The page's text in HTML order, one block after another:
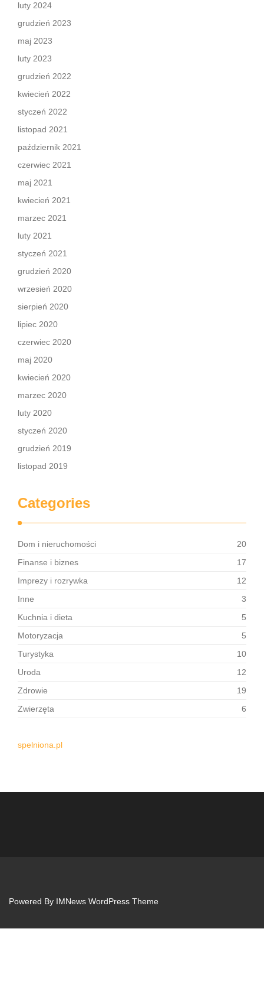
luty 2024
grudzień 2023
maj 2023
luty 2023
grudzień 2022
kwiecień 2022
styczeń 2022
listopad 2021
październik 2021
czerwiec 2021
maj 2021
kwiecień 2021
marzec 2021
luty 2021
styczeń 2021
grudzień 2020
wrzesień 2020
sierpień 2020
lipiec 2020
czerwiec 2020
maj 2020
kwiecień 2020
marzec 2020
luty 2020
styczeń 2020
grudzień 2019
listopad 2019
Categories
Dom i nieruchomości
20
Finanse i biznes
17
Imprezy i rozrywka
12
Inne
3
Kuchnia i dieta
5
Motoryzacja
5
Turystyka
10
Uroda
12
Zdrowie
19
Zwierzęta
6
spelniona.pl
Powered By IMNews WordPress Theme